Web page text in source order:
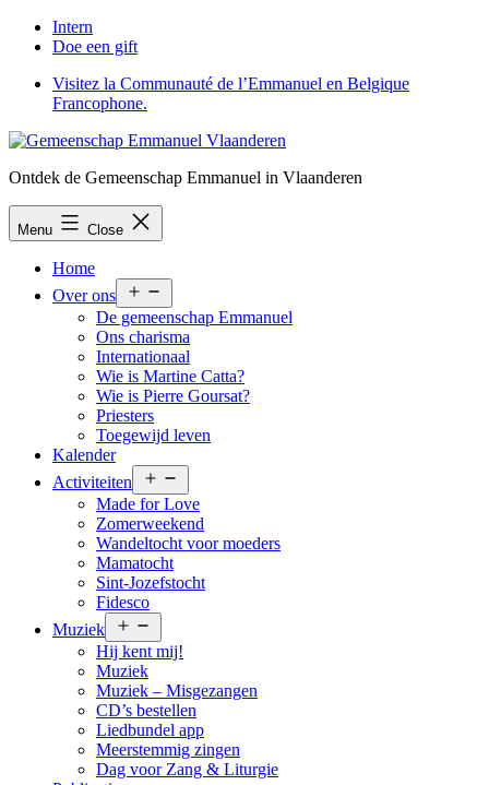
Skip
Intern
Doe een gift
Visitez la Communauté de l’Emmanuel en Belgique
Francophone.
Gemeenschap
Emmanuel
Vlaanderen
Ontdek de Gemeenschap Emmanuel in Vlaanderen
Menu Close
Home
Over ons
menu
De gemeenschap Emmanuel
Ons charisma
Internationaal
Wie is Martine Catta?
Wie is Pierre Goursat?
Priesters
Toegewijd leven
Kalender
Activiteiten
menu
Made for Love
Zomerweekend
Wandeltocht voor moeders
Mamatocht
Sint-Jozefstocht
Fidesco
Muziek
menu
Hij kent mij!
Muziek
Muziek – Misgezangen
CD’s bestellen
Liedbundel app
Meerstemmig zingen
Dag voor Zang & Liturgie